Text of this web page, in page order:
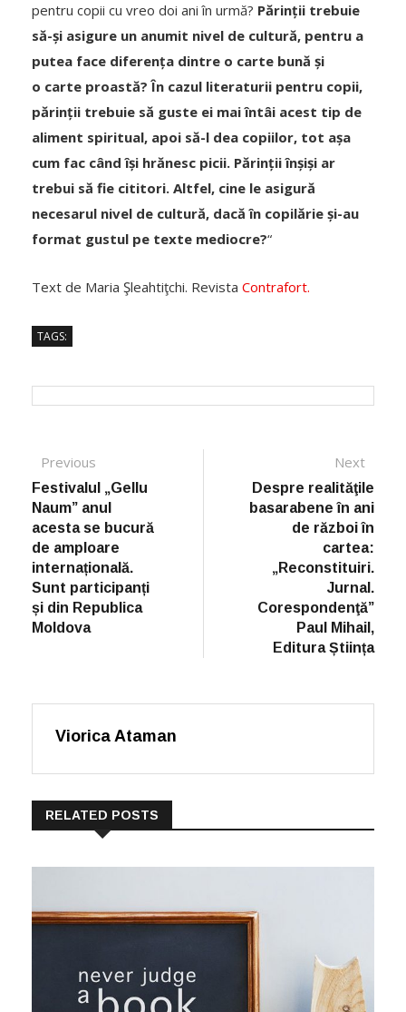
pentru copii cu vreo doi ani în urmă? Părinții trebuie
să-și asigure un anumit nivel de cultură, pentru a
putea face diferența dintre o carte bună și
o carte proastă? În cazul literaturii pentru copii,
părinții trebuie să guste ei mai întâi acest tip de
aliment spiritual, apoi să-l dea copiilor, tot așa
cum fac când își hrănesc picii. Părinții înșiși ar
trebui să fie cititori. Altfel, cine le asigură
necesarul nivel de cultură, dacă în copilărie și-au
format gustul pe texte mediocre?“
Text de Maria Şleahtiţchi. Revista Contrafort.
TAGS:
Post navigation
Previous
Festivalul „Gellu
Naum” anul
acesta se bucură
de amploare
internațională.
Sunt participanți
și din Republica
Moldova
Next
Despre realităţile
basarabene în ani
de război în
cartea:
„Reconstituiri.
Jurnal.
Corespondenţă”
Paul Mihail,
Editura Știința
Viorica Ataman
RELATED POSTS